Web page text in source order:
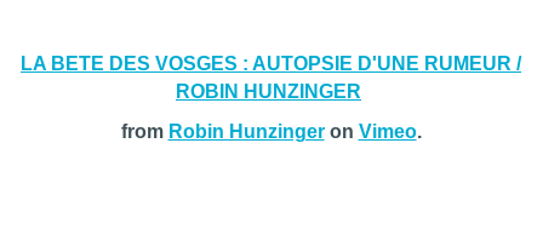
LA BETE DES VOSGES : AUTOPSIE D'UNE RUMEUR /
ROBIN HUNZINGER
from Robin Hunzingeron Vimeo.